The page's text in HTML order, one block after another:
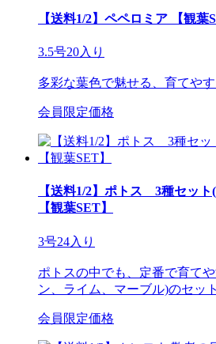
【送料1/2】ペペロミア 【観葉
3.5号20入り
多彩な葉色で魅せる、育てやす
会員限定価格
【送料1/2】ポトス 3種セッ
【観葉SET】
3号24入り
ポトスの中でも、定番で育て
ン、ライム、マーブル)のセッ
会員限定価格